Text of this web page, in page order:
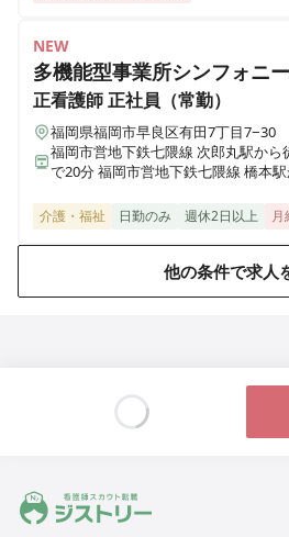
NEW
多機能型事業所シンフォニー
正看護師正社員（常勤）
福岡県福岡市早良区有田7丁目7−30
福岡市営地下鉄七隈線 次郎丸駅から
で20分 福岡市営地下鉄七隈線 橋本駅
介護・福祉 日勤のみ 週休2日以上
他の条件で求人
ジストリー 看護師の転職マッチング